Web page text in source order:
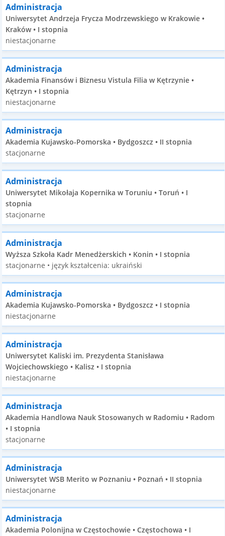
Administracja
Uniwersytet Andrzeja Frycza Modrzewskiego w Krakowie •
Kraków • I stopnia
niestacjonarne
Administracja
Akademia Finansów i Biznesu Vistula Filia w Kętrzynie •
Kętrzyn • I stopnia
niestacjonarne
Administracja
Akademia Kujawsko-Pomorska • Bydgoszcz • II stopnia
stacjonarne
Administracja
Uniwersytet Mikołaja Kopernika w Toruniu • Toruń • I
stopnia
stacjonarne
Administracja
Wyższa Szkoła Kadr Menedżerskich • Konin • I stopnia
stacjonarne • język kształcenia: ukraiński
Administracja
Akademia Kujawsko-Pomorska • Bydgoszcz • I stopnia
niestacjonarne
Administracja
Uniwersytet Kaliski im. Prezydenta Stanisława
Wojciechowskiego • Kalisz • I stopnia
niestacjonarne
Administracja
Akademia Handlowa Nauk Stosowanych w Radomiu • Radom
• I stopnia
stacjonarne
Administracja
Uniwersytet WSB Merito w Poznaniu • Poznań • II stopnia
niestacjonarne
Administracja
Akademia Polonijna w Częstochowie • Częstochowa • I